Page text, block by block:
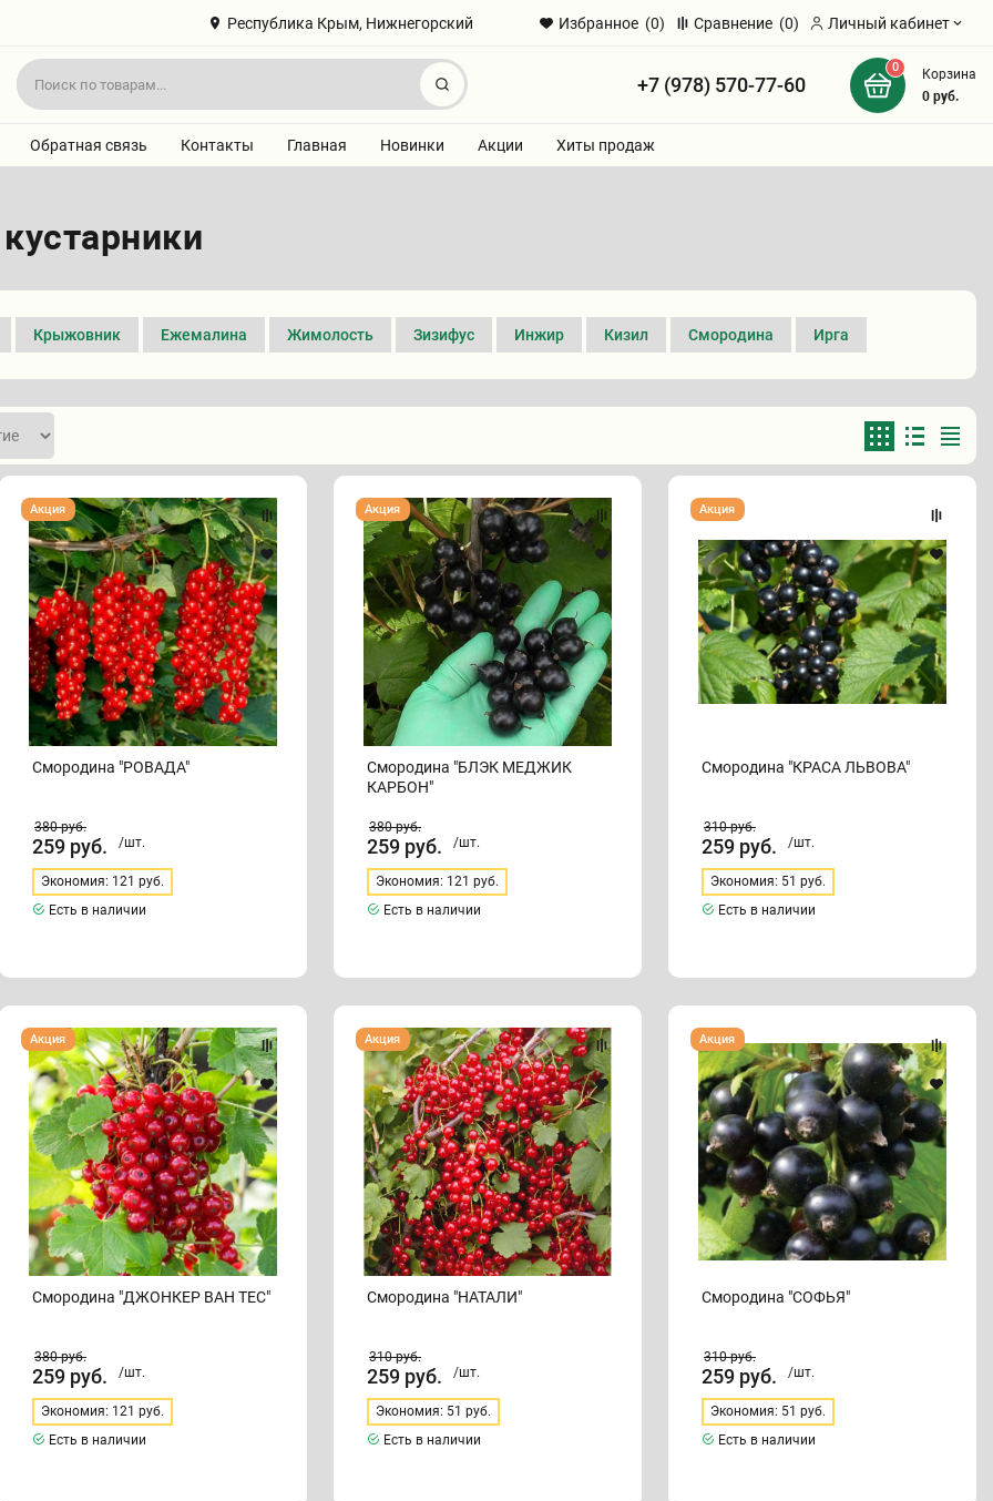
Республика Крым, Нижнегорский Избранное (0) Сравнение (0) Личный кабинет
Найти +7 (978) 570-77-60
0
Корзина
0руб.
Обратная связь Контакты Главная Новинки Акции Хиты продаж
Крыжовник Ежемалина Жимолость Зизифус Инжир Кизил Смородина Ирга
Смородина
"РОВАДА"
Смородина "РОВАДА"
Акция
380руб.
259 руб. /шт.
Экономия: 121 руб.
Есть в наличии
Смородина
"БЛЭК
МЕДЖИК
КАРБОН"
Смородина "БЛЭК МЕДЖИК
КАРБОН"
Акция
380руб.
259 руб. /шт.
Экономия: 121 руб.
Есть в наличии
Смородина
"КРАСА
ЛЬВОВА"
Смородина "КРАСА ЛЬВОВА"
Акция
310руб.
259 руб. /шт.
Экономия: 51 руб.
Есть в наличии
Смородина
"ДЖОНКЕР
ВАН
ТЕС"
Смородина "ДЖОНКЕР ВАН ТЕС"
Акция
380руб.
259 руб. /шт.
Экономия: 121 руб.
Есть в наличии
Смородина
"НАТАЛИ"
Смородина "НАТАЛИ"
Акция
310руб.
259 руб. /шт.
Экономия: 51 руб.
Есть в наличии
Смородина
"СОФЬЯ"
Смородина "СОФЬЯ"
Акция
310руб.
259 руб. /шт.
Экономия: 51 руб.
Есть в наличии